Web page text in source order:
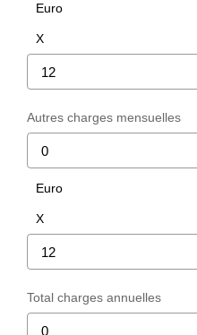
Euro
X
Autres charges mensuelles
Euro
X
Total charges annuelles